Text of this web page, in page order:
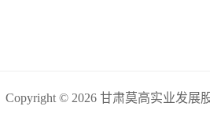
Copyright © 2026 甘肃莫高实业发展